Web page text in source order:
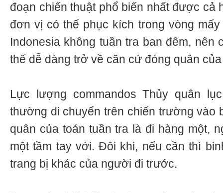
đoạn chiến thuật phổ biến nhất được cả
đơn vị có thể phục kích trong vòng
Indonesia không tuần tra ban đêm, nên
thể dễ dàng trở về căn cứ đóng quân
Lực lượng commandos Thủy quân
thường di chuyển trên chiến trường vào
quân của toán tuần tra là đi hàng một,
một tầm tay với. Đôi khi, nếu cần thì
trang bị khác của người đi trước.